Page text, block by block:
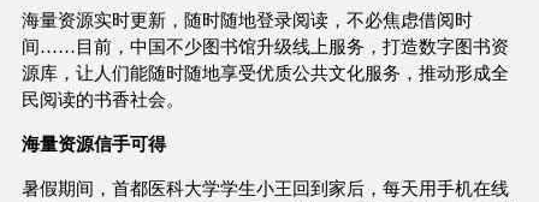
海量资源实时更新，随时随地登录阅读，不必焦虑借阅时
间……目前，中国不少图书馆升级线上服务，打造数字图书资
源库，让人们能随时随地享受优质公共文化服务，推动形成全
民阅读的书香社会。
海量资源信手可得
暑假期间，首都医科大学学生小王回到家后，每天用手机在线